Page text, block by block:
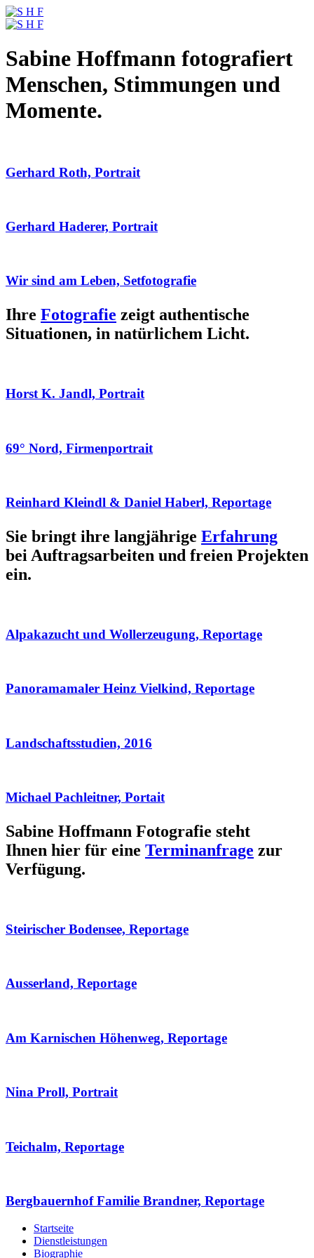
Sabine Hoffmann fotografiert
Menschen, Stimmungen und
Momente.
Gerhard Roth, Portrait
Gerhard Haderer, Portrait
Wir sind am Leben, Setfotografie
Ihre Fotografie zeigt authentische
Situationen, in natürlichem Licht.
Horst K. Jandl, Portrait
69° Nord, Firmenportrait
Reinhard Kleindl & Daniel Haberl, Reportage
Sie bringt ihre langjährige Erfahrung
bei Auftragsarbeiten und freien Projekten
ein.
Alpakazucht und Wollerzeugung, Reportage
Panoramamaler Heinz Vielkind, Reportage
Landschaftsstudien, 2016
Michael Pachleitner, Portait
Sabine Hoffmann Fotografie steht
Ihnen hier für eine Terminanfrage zur
Verfügung.
Steirischer Bodensee, Reportage
Ausserland, Reportage
Am Karnischen Höhenweg, Reportage
Nina Proll, Portrait
Teichalm, Reportage
Bergbauernhof Familie Brandner, Reportage
Startseite
Dienstleistungen
Biographie